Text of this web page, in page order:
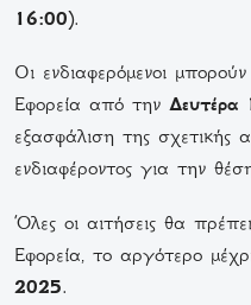
16:00).
Οι ενδιαφερόμενοι
Εφορεία από την
εξασφάλιση της σχετικής
ενδιαφέροντος για την
Όλες οι αιτήσεις θα
Εφορεία, το αργότερο
2025.